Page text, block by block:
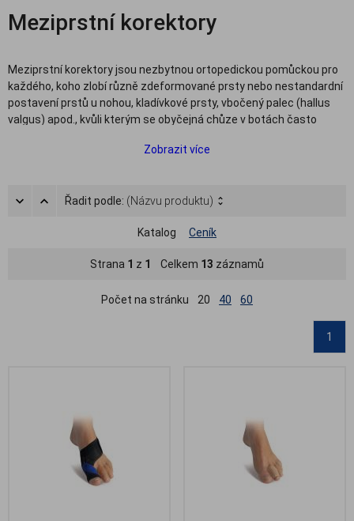
Meziprstní korektory
Meziprstní korektory jsou nezbytnou ortopedickou pomůckou pro
každého, koho zlobí různě zdeformované prsty nebo nestandardní
postavení prstů u nohou, kladívkové prsty, vbočený palec (hallus
valgus) apod., kvůli kterým se obyčejná chůze v botách často
palce jsou vyrobeny z měkkého gelu nebo silikonu a vyvinuty tak,
korektory, korektory palce, korektor na vbočený palec, oddělovače
Zobrazit více
Řadit podle: (Názvu produktu)
Katalog Ceník
Strana 1 z 1 Celkem 13 záznamů
Počet na stránku 20 40 60
1